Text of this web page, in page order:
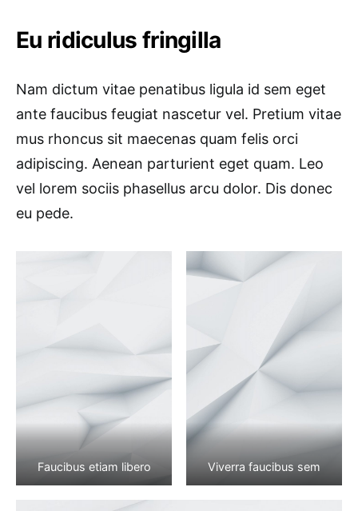
Eu ridiculus fringilla
Nam dictum vitae penatibus ligula id sem eget
ante faucibus feugiat nascetur vel. Pretium vitae
mus rhoncus sit maecenas quam felis orci
adipiscing. Aenean parturient eget quam. Leo
vel lorem sociis phasellus arcu dolor. Dis donec
eu pede.
Faucibus etiam libero Viverra faucibus sem